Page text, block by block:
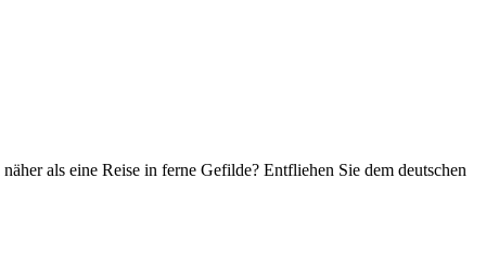
als eine Reise in ferne Gefilde? Entfliehen Sie dem deutschen